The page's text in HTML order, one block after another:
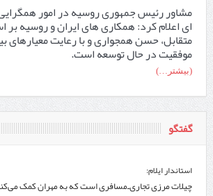
رئیس سازمان راهداری:
مرز چیلات دهلران می‌تواند مکمل
مشاور رئیس جمهوری روسیه در امور
ای اعلام کرد: همکاری های ایران و روسیه
متقابل، حسن همجواری و با رعایت معیارهای
موفقیت در حال توسعه است.
(بیشتر…)
گفتگو
استاندار ایلام:
چیلات مرزی تجاری‌ـ‌مسافری است که به مهران کمک